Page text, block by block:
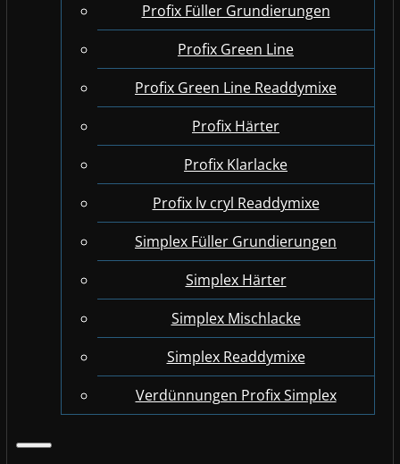
Profix Füller Grundierungen
Profix Green Line
Profix Green Line Readdymixe
Profix Härter
Profix Klarlacke
Profix lv cryl Readdymixe
Simplex Füller Grundierungen
Simplex Härter
Simplex Mischlacke
Simplex Readdymixe
Verdünnungen Profix Simplex